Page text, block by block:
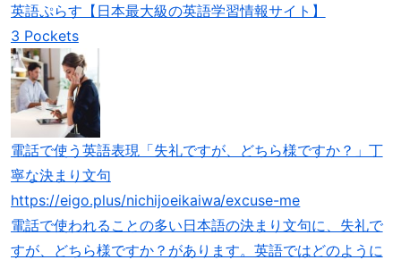
英語ぷらす【日本最大級の英語学習情報サイト】
3 Pockets
電話で使う英語表現「失礼ですが、どちら様ですか？」丁
寧な決まり文句
https://eigo.plus/nichijoeikaiwa/excuse-me
電話で使われることの多い日本語の決まり文句に、失礼で
すが、どちら様ですか？があります。英語ではどのように